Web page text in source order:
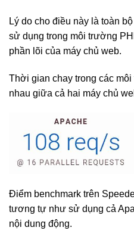
Lý do cho điều này là toàn
sử dụng trong môi trường
phần lõi của máy chủ web.
Thời gian chay trong các
nhau giữa cả hai máy chủ
Điểm benchmark trên
tương tự như sử dụng cả
nội dung động.